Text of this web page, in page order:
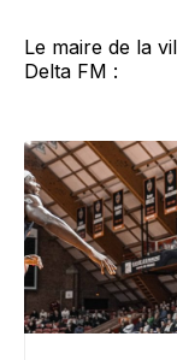
Le maire de la
Delta FM :